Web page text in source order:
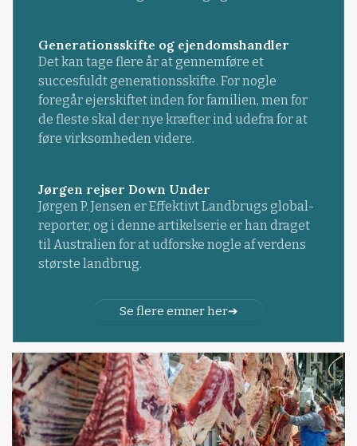
Generationsskifte og ejendomshandler
Det kan tage flere år at gennemføre et
succesfuldt generationsskifte. For nogle
foregår ejerskiftet inden for familien, men for
de fleste skal der nye kræfter ind udefra for at
føre virksomheden videre.
Jørgen rejser Down Under
Jørgen P. Jensen er Effektivt Landbrugs global-
reporter, og i denne artikelserie er han draget
til Australien for at udforske nogle af verdens
største landbrug.
Se flere emner her